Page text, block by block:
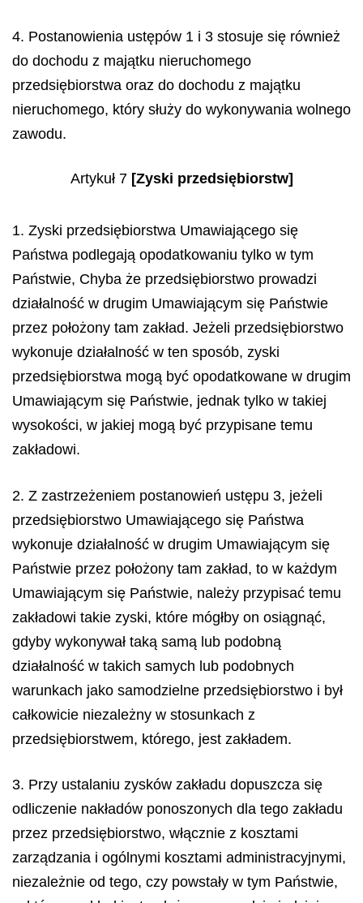
4. Postanowienia ustępów 1 i 3 stosuje się również
do dochodu z majątku nieruchomego
przedsiębiorstwa oraz do dochodu z majątku
nieruchomego, który służy do wykonywania wolnego
zawodu.
Artykuł 7 [Zyski przedsiębiorstw]
1. Zyski przedsiębiorstwa Umawiającego się
Państwa podlegają opodatkowaniu tylko w tym
Państwie, Chyba że przedsiębiorstwo prowadzi
działalność w drugim Umawiającym się Państwie
przez położony tam zakład. Jeżeli przedsiębiorstwo
wykonuje działalność w ten sposób, zyski
przedsiębiorstwa mogą być opodatkowane w drugim
Umawiającym się Państwie, jednak tylko w takiej
wysokości, w jakiej mogą być przypisane temu
zakładowi.
2. Z zastrzeżeniem postanowień ustępu 3, jeżeli
przedsiębiorstwo Umawiającego się Państwa
wykonuje działalność w drugim Umawiającym się
Państwie przez położony tam zakład, to w każdym
Umawiającym się Państwie, należy przypisać temu
zakładowi takie zyski, które mógłby on osiągnąć,
gdyby wykonywał taką samą lub podobną
działalność w takich samych lub podobnych
warunkach jako samodzielne przedsiębiorstwo i był
całkowicie niezależny w stosunkach z
przedsiębiorstwem, którego, jest zakładem.
3. Przy ustalaniu zysków zakładu dopuszcza się
odliczenie nakładów ponoszonych dla tego zakładu
przez przedsiębiorstwo, włącznie z kosztami
zarządzania i ogólnymi kosztami administracyjnymi,
niezależnie od tego, czy powstały w tym Państwie,